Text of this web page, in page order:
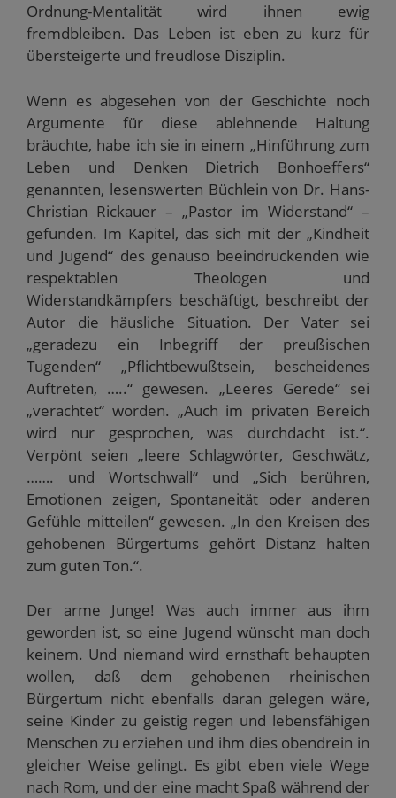
Ordnung-Mentalität wird ihnen ewig
fremdbleiben. Das Leben ist eben zu kurz für
übersteigerte und freudlose Disziplin.
Wenn es abgesehen von der Geschichte noch
Argumente für diese ablehnende Haltung
bräuchte, habe ich sie in einem „Hinführung zum
Leben und Denken Dietrich Bonhoeffers“
genannten, lesenswerten Büchlein von Dr. Hans-
Christian Rickauer – „Pastor im Widerstand“ –
gefunden. Im Kapitel, das sich mit der „Kindheit
und Jugend“ des genauso beeindruckenden wie
respektablen Theologen und
Widerstandkämpfers beschäftigt, beschreibt der
Autor die häusliche Situation. Der Vater sei
„geradezu ein Inbegriff der preußischen
Tugenden“ „Pflichtbewußtsein, bescheidenes
Auftreten, …..“ gewesen. „Leeres Gerede“ sei
„verachtet“ worden. „Auch im privaten Bereich
wird nur gesprochen, was durchdacht ist.“.
Verpönt seien „leere Schlagwörter, Geschwätz,
……. und Wortschwall“ und „Sich berühren,
Emotionen zeigen, Spontaneität oder anderen
Gefühle mitteilen“ gewesen. „In den Kreisen des
gehobenen Bürgertums gehört Distanz halten
zum guten Ton.“.
Der arme Junge! Was auch immer aus ihm
geworden ist, so eine Jugend wünscht man doch
keinem. Und niemand wird ernsthaft behaupten
wollen, daß dem gehobenen rheinischen
Bürgertum nicht ebenfalls daran gelegen wäre,
seine Kinder zu geistig regen und lebensfähigen
Menschen zu erziehen und ihm dies obendrein in
gleicher Weise gelingt. Es gibt eben viele Wege
nach Rom, und der eine macht Spaß während der